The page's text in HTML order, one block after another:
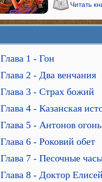
Читать
Глава 1 - Гон
Глава 2 - Два венчания
Глава 3 - Страх божий
Глава 4 - Казанская
Глава 5 - Антонов огонь
Глава 6 - Роковий обет
Глава 7 - Песочные
Глава 8 - Доктор